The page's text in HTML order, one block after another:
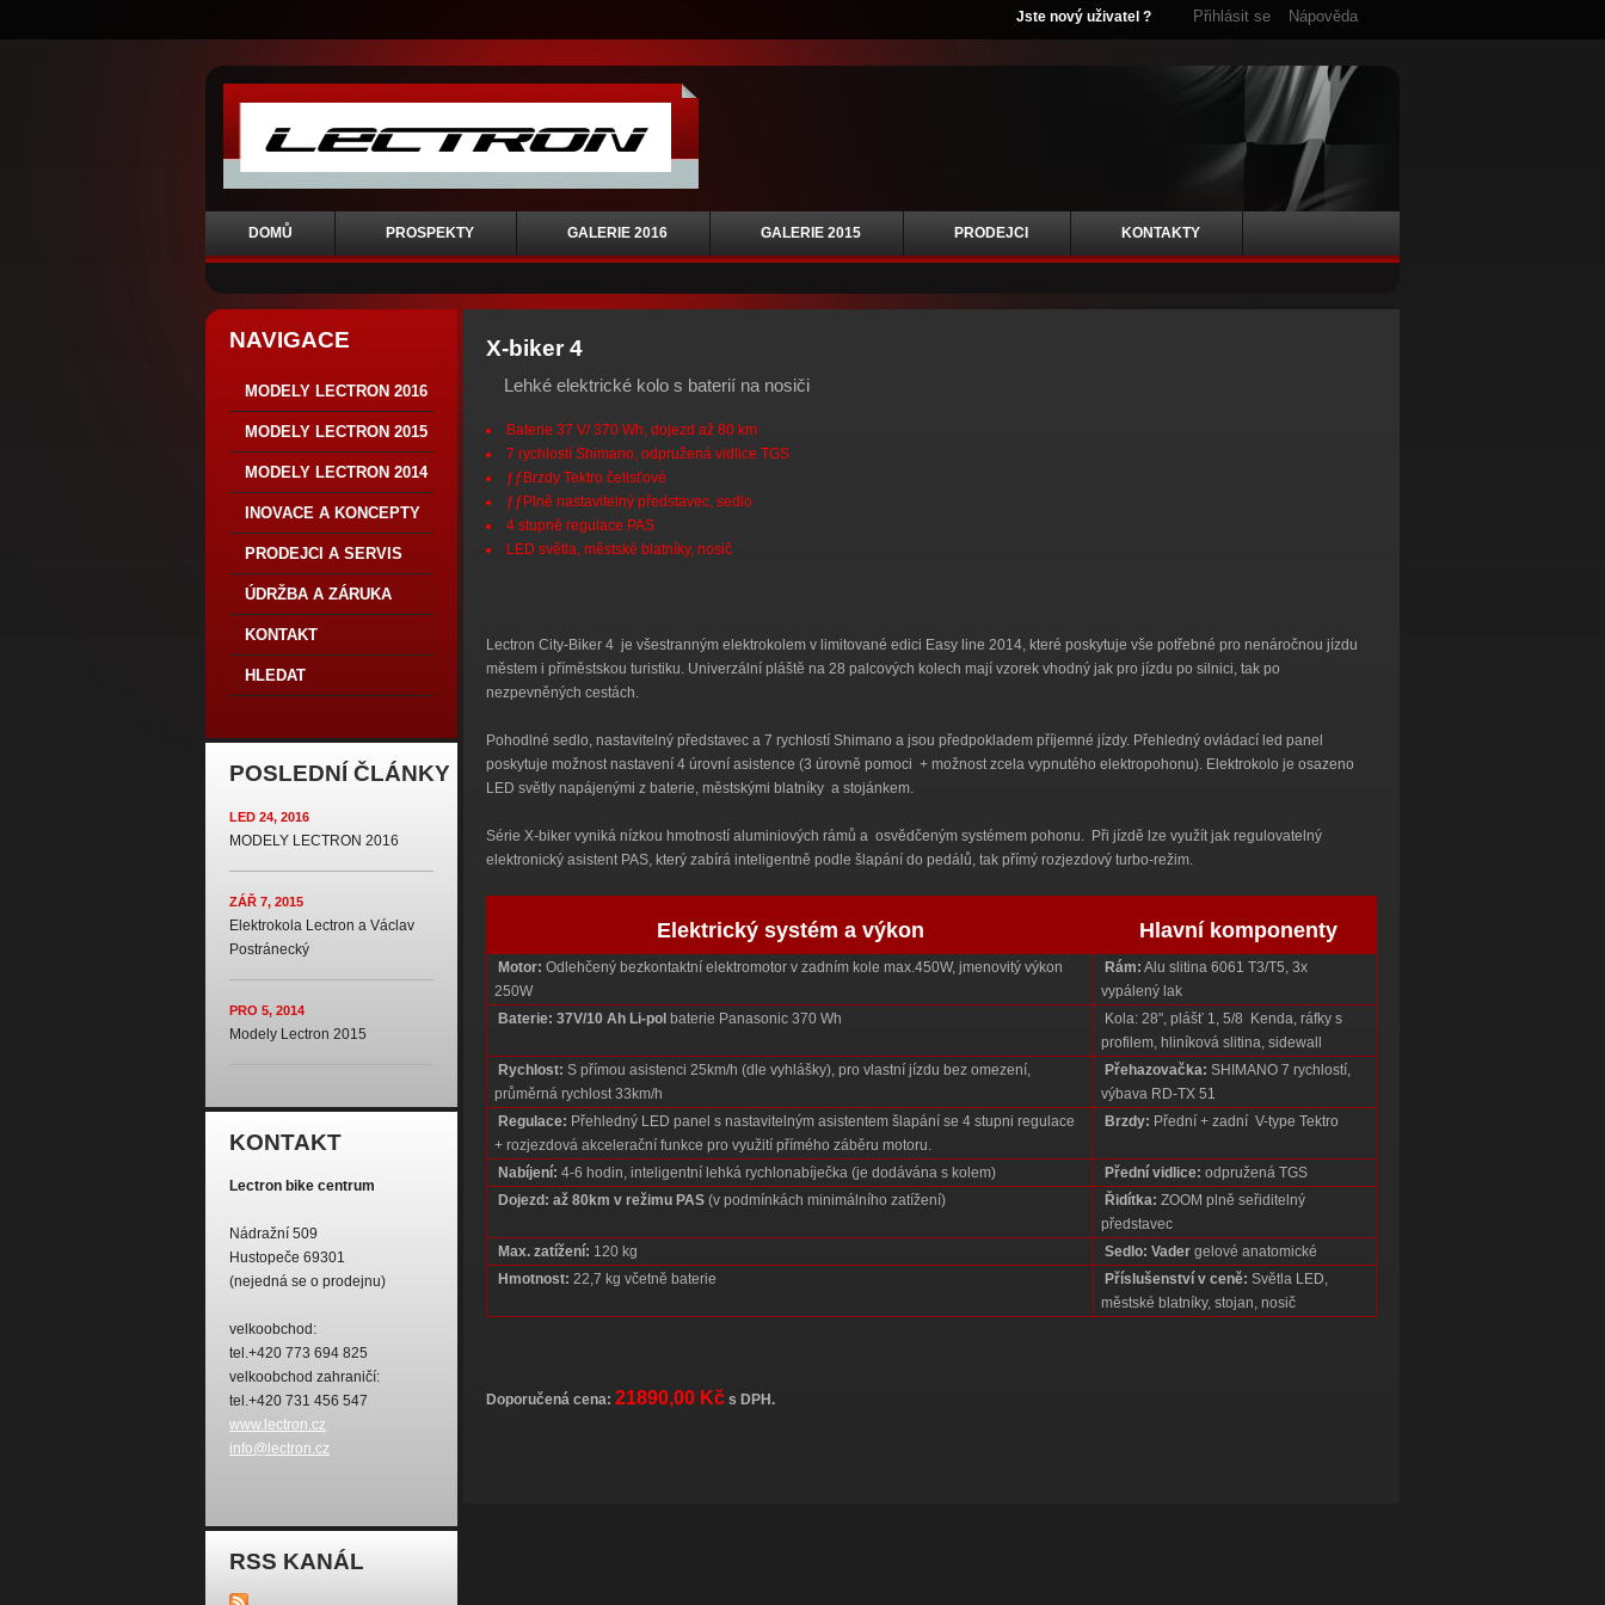
Jste nový uživatel ? Přihlásit se Nápověda
DOMŮ PROSPEKTY GALERIE 2016 GALERIE 2015 PRODEJCI KONTAKTY
NAVIGACE
MODELY LECTRON 2016
MODELY LECTRON 2015
MODELY LECTRON 2014
INOVACE A KONCEPTY
PRODEJCI A SERVIS
ÚDRŽBA A ZÁRUKA
KONTAKT
HLEDAT
POSLEDNÍ ČLÁNKY
LED 24, 2016
MODELY LECTRON 2016
ZÁŘ 7, 2015
Elektrokola Lectron a Václav
Postránecký
PRO 5, 2014
Modely Lectron 2015
KONTAKT
Lectron bike centrum
Nádražní 509
Hustopeče 69301
(nejedná se o prodejnu)
velkoobchod:
tel.+420 773 694 825
velkoobchod zahraničí:
tel.+420 731 456 547
www.lectron.cz
info@lectron.cz
RSS KANÁL
X-biker 4
Lehké elektrické kolo s baterií na nosiči
Baterie 37 V/ 370 Wh, dojezd až 80 km
7 rychlostí Shimano, odpružená vidlice TGS
ƒƒBrzdy Tektro čelisťové
ƒƒPlně nastavitelný představec, sedlo
4 stupně regulace PAS
LED světla, městské blatníky, nosič
Lectron City-Biker 4 je všestranným elektrokolem v limitované edici Easy line 2014, které poskytuje vše potřebné pro nenáročnou jízdu
městem i příměstskou turistiku. Univerzální pláště na 28 palcových kolech mají vzorek vhodný jak pro jízdu po silnici, tak po
nezpevněných cestách.
Pohodlné sedlo, nastavitelný představec a 7 rychlostí Shimano a jsou předpokladem příjemné jízdy. Přehledný ovládací led panel
poskytuje možnost nastavení 4 úrovní asistence (3 úrovně pomoci + možnost zcela vypnutého elektropohonu). Elektrokolo je osazeno
LED světly napájenými z baterie, městskými blatníky a stojánkem.
Série X-biker vyniká nízkou hmotností aluminiových rámů a osvědčeným systémem pohonu. Při jízdě lze využít jak regulovatelný
elektronický asistent PAS, který zabírá inteligentně podle šlapání do pedálů, tak přímý rozjezdový turbo-režim.
Elektrický systém a výkon Hlavní komponenty
Motor: Odlehčený bezkontaktní elektromotor v zadním kole max.450W, jmenovitý výkon
250W
Rám: Alu slitina 6061 T3/T5, 3x
vypálený lak
Baterie: 37V/10 Ah Li-pol baterie Panasonic 370 Wh
Kola: 28", plášť 1, 5/8 Kenda, ráfky s
profilem, hliníková slitina, sidewall
Rychlost: S přímou asistenci 25km/h (dle vyhlášky), pro vlastní jízdu bez omezení,
průměrná rychlost 33km/h
Přehazovačka: SHIMANO 7 rychlostí,
výbava RD-TX 51
Regulace: Přehledný LED panel s nastavitelným asistentem šlapání se 4 stupni regulace
+ rozjezdová akcelerační funkce pro využití přímého záběru motoru.
Brzdy: Přední + zadní V-type Tektro
Nabíjení: 4-6 hodin, inteligentní lehká rychlonabíječka (je dodávána s kolem) Přední vidlice: odpružená TGS
Dojezd: až 80km v režimu PAS (v podmínkách minimálního zatížení) Řidítka: ZOOM plně seřiditelný
představec
Max. zatížení: 120 kg Sedlo: Vader gelové anatomické
Hmotnost: 22,7 kg včetně baterie Příslušenství v ceně: Světla LED,
městské blatníky, stojan, nosič
Doporučená cena: 21890,00 Kč s DPH.